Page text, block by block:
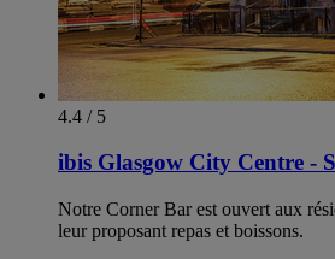
4.4 / 5
ibis Glasgow City Centre -
Notre Corner Bar est ouvert aux
leur proposant repas et boissons.